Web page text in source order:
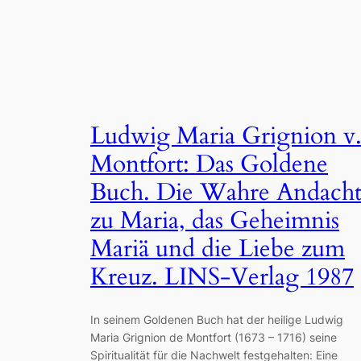
Ludwig Maria Grignion v.
Montfort: Das Goldene
Buch. Die Wahre Andacht
zu Maria, das Geheimnis
Mariä und die Liebe zum
Kreuz. LINS-Verlag 1987
In seinem Goldenen Buch hat der heilige Ludwig
Maria Grignion de Montfort (1673 – 1716) seine
Spiritualität für die Nachwelt festgehalten: Eine